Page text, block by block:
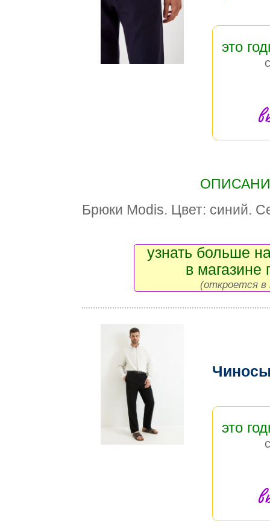
это
Брюки Modis. Цвет: синий.
узнать больше
в магазине
(откроется в
это